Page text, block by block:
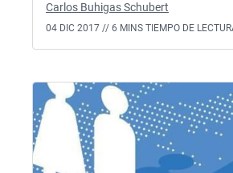
Carlos Buhigas Schubert
04 DIC 2017 // 6 MINS TIEMPO DE